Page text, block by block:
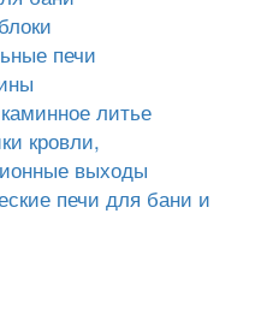
печи
литье
кровли,
выходы
печи для бани и